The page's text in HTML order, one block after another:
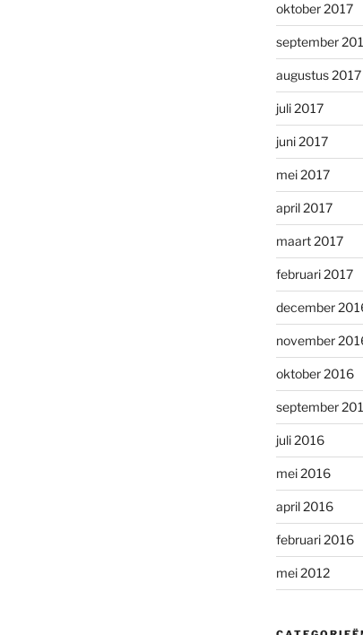
oktober 2017
september
augustus 2017
juli 2017
juni 2017
mei 2017
april 2017
maart 2017
februari 2017
december
november
oktober 2016
september
juli 2016
mei 2016
april 2016
februari 2016
mei 2012